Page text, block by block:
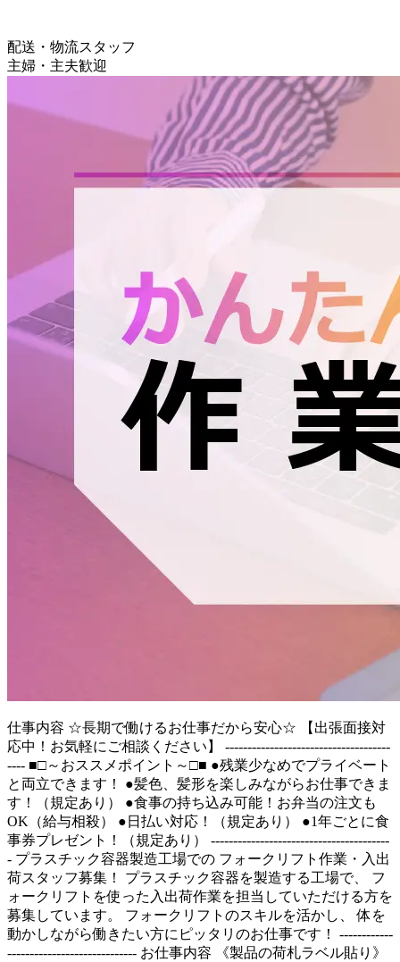
配送・物流スタッフ
主婦・主夫歓迎
仕事内容 ☆長期で働けるお仕事だから安心☆ 【出張面接対
応中！お気軽にご相談ください】 -------------------------------------
---- ■□～おススメポイント～□■ ●残業少なめでプライベート
と両立できます！ ●髪色、髪形を楽しみながらお仕事できま
す！（規定あり） ●食事の持ち込み可能！お弁当の注文も
OK（給与相殺） ●日払い対応！（規定あり） ●1年ごとに食
事券プレゼント！（規定あり） ----------------------------------------
- プラスチック容器製造工場での フォークリフト作業・入出
荷スタッフ募集！ プラスチック容器を製造する工場で、 フ
ォークリフトを使った入出荷作業を担当していただける方を
募集しています。 フォークリフトのスキルを活かし、 体を
動かしながら働きたい方にピッタリのお仕事です！ ------------
----------------------------- お仕事内容 《製品の荷札ラベル貼り》